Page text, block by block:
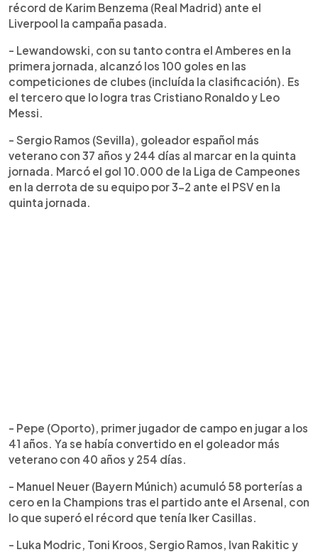
récord de Karim Benzema (Real Madrid) ante el
Liverpool la campaña pasada.
- Lewandowski, con su tanto contra el Amberes en la
primera jornada, alcanzó los 100 goles en las
competiciones de clubes (incluída la clasificación). Es
el tercero que lo logra tras Cristiano Ronaldo y Leo
Messi.
- Sergio Ramos (Sevilla), goleador español más
veterano con 37 años y 244 días al marcar en la quinta
jornada. Marcó el gol 10.000 de la Liga de Campeones
en la derrota de su equipo por 3-2 ante el PSV en la
quinta jornada.
- Pepe (Oporto), primer jugador de campo en jugar a los
41 años. Ya se había convertido en el goleador más
veterano con 40 años y 254 días.
- Manuel Neuer (Bayern Múnich) acumuló 58 porterías a
cero en la Champions tras el partido ante el Arsenal, con
lo que superó el récord que tenía Iker Casillas.
- Luka Modric, Toni Kroos, Sergio Ramos, Ivan Rakitic y